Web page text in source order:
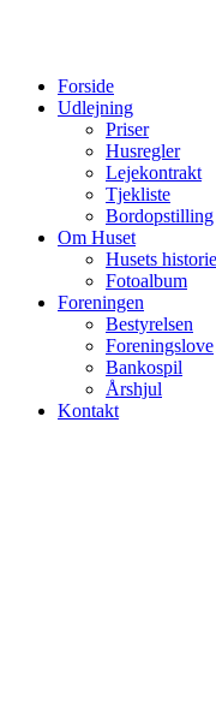
Forside
Udlejning
Priser
Husregler
Lejekontrakt
Tjekliste
Bordopstilling
Om Huset
Husets historie
Fotoalbum
Foreningen
Bestyrelsen
Foreningslove
Bankospil
Årshjul
Kontakt